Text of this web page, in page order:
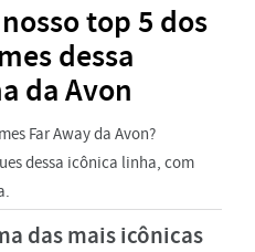
top 5 dos
dessa
da Avon
Far Away da Avon?
dessa icônica linha, com
das mais icônicas